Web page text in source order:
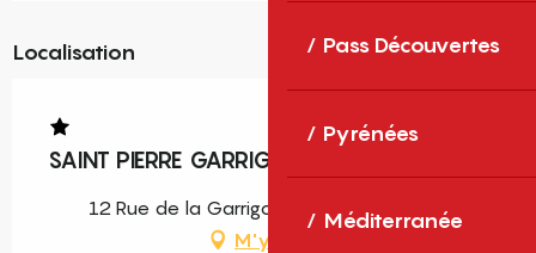
Pass Découvertes
Pyrénées
Méditerranée
Localisation
SAINT PIERRE GARRIGOLE
12 Rue de la Garrigole, 66000 Perpignan
M'y rendre